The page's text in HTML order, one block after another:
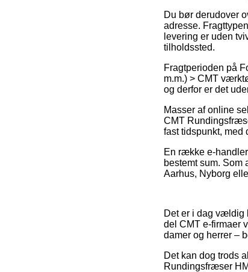
Du bør derudover
adresse.
levering er uden
tilholdssted.
Fragtperioden på
m.m.) > CMT
og derfor er det
Masser af online
CMT
fast tidspunkt, med
En række e-
bestemt sum. Som
Aarhus, Nyborg
Det er i dag vældig
del CMT e-firmaer
damer og herrer –
Det kan dog trods
Rundingsfræser